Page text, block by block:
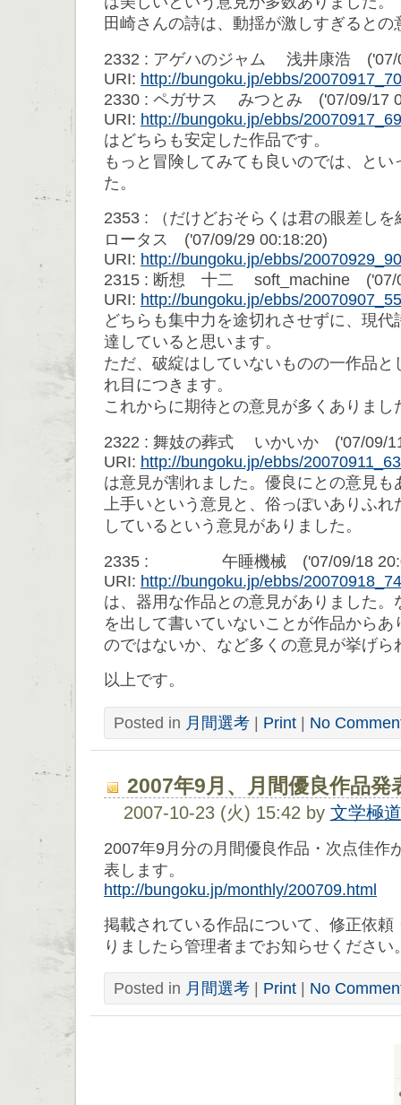
田崎さんの詩は、動揺が激しすぎると
2332 : アゲハのジャム 浅井康浩 ('07/
URI: http://bungoku.jp/ebbs/
2330 : ペガサス みつとみ ('07/09/17
URI: http://bungoku.jp/ebbs/
はどちらも安定した作品です。
もっと冒険してみても良いのでは、と
た。
2353 : （だけどおそらくは君の眼差
ロータス ('07/09/29 00:18:20)
URI: http://bungoku.jp/ebbs/
2315 : 断想 十二 soft_machine ('07/
URI: http://bungoku.jp/ebbs/
どちらも集中力を途切れさせずに、現
達していると思います。
ただ、破綻はしていないものの一作品と
れ目につきます。
これからに期待との意見が多くありまし
2322 : 舞妓の葬式 いかいか ('07/09/
URI: http://bungoku.jp/ebbs/
は意見が割れました。優良にとの意見も
上手いという意見と、俗っぽいありふ
しているという意見がありました。
2335 : 午睡機械 ('07/09/18
URI: http://bungoku.jp/ebbs/
は、器用な作品との意見がありました。
を出して書いていないことが作品から
のではないか、など多くの意見が挙げら
以上です。
Posted in 月間選考 | Print | No
2007年9月、月間優良作品発
2007-10-23 (火) 15:42 by 文学極
2007年9月分の月間優良作品・次点佳作
表します。
http://bungoku.jp/monthly/200709.html
掲載されている作品について、修正依頼
りましたら管理者までお知らせください
Posted in 月間選考 Print No